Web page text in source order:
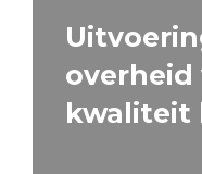
overheid
kwaliteit